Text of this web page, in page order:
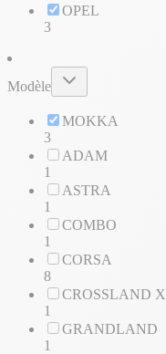
OPEL
3
Modèle
MOKKA
3
ADAM
1
ASTRA
1
COMBO
1
CORSA
8
CROSSLAND X
1
GRANDLAND
1